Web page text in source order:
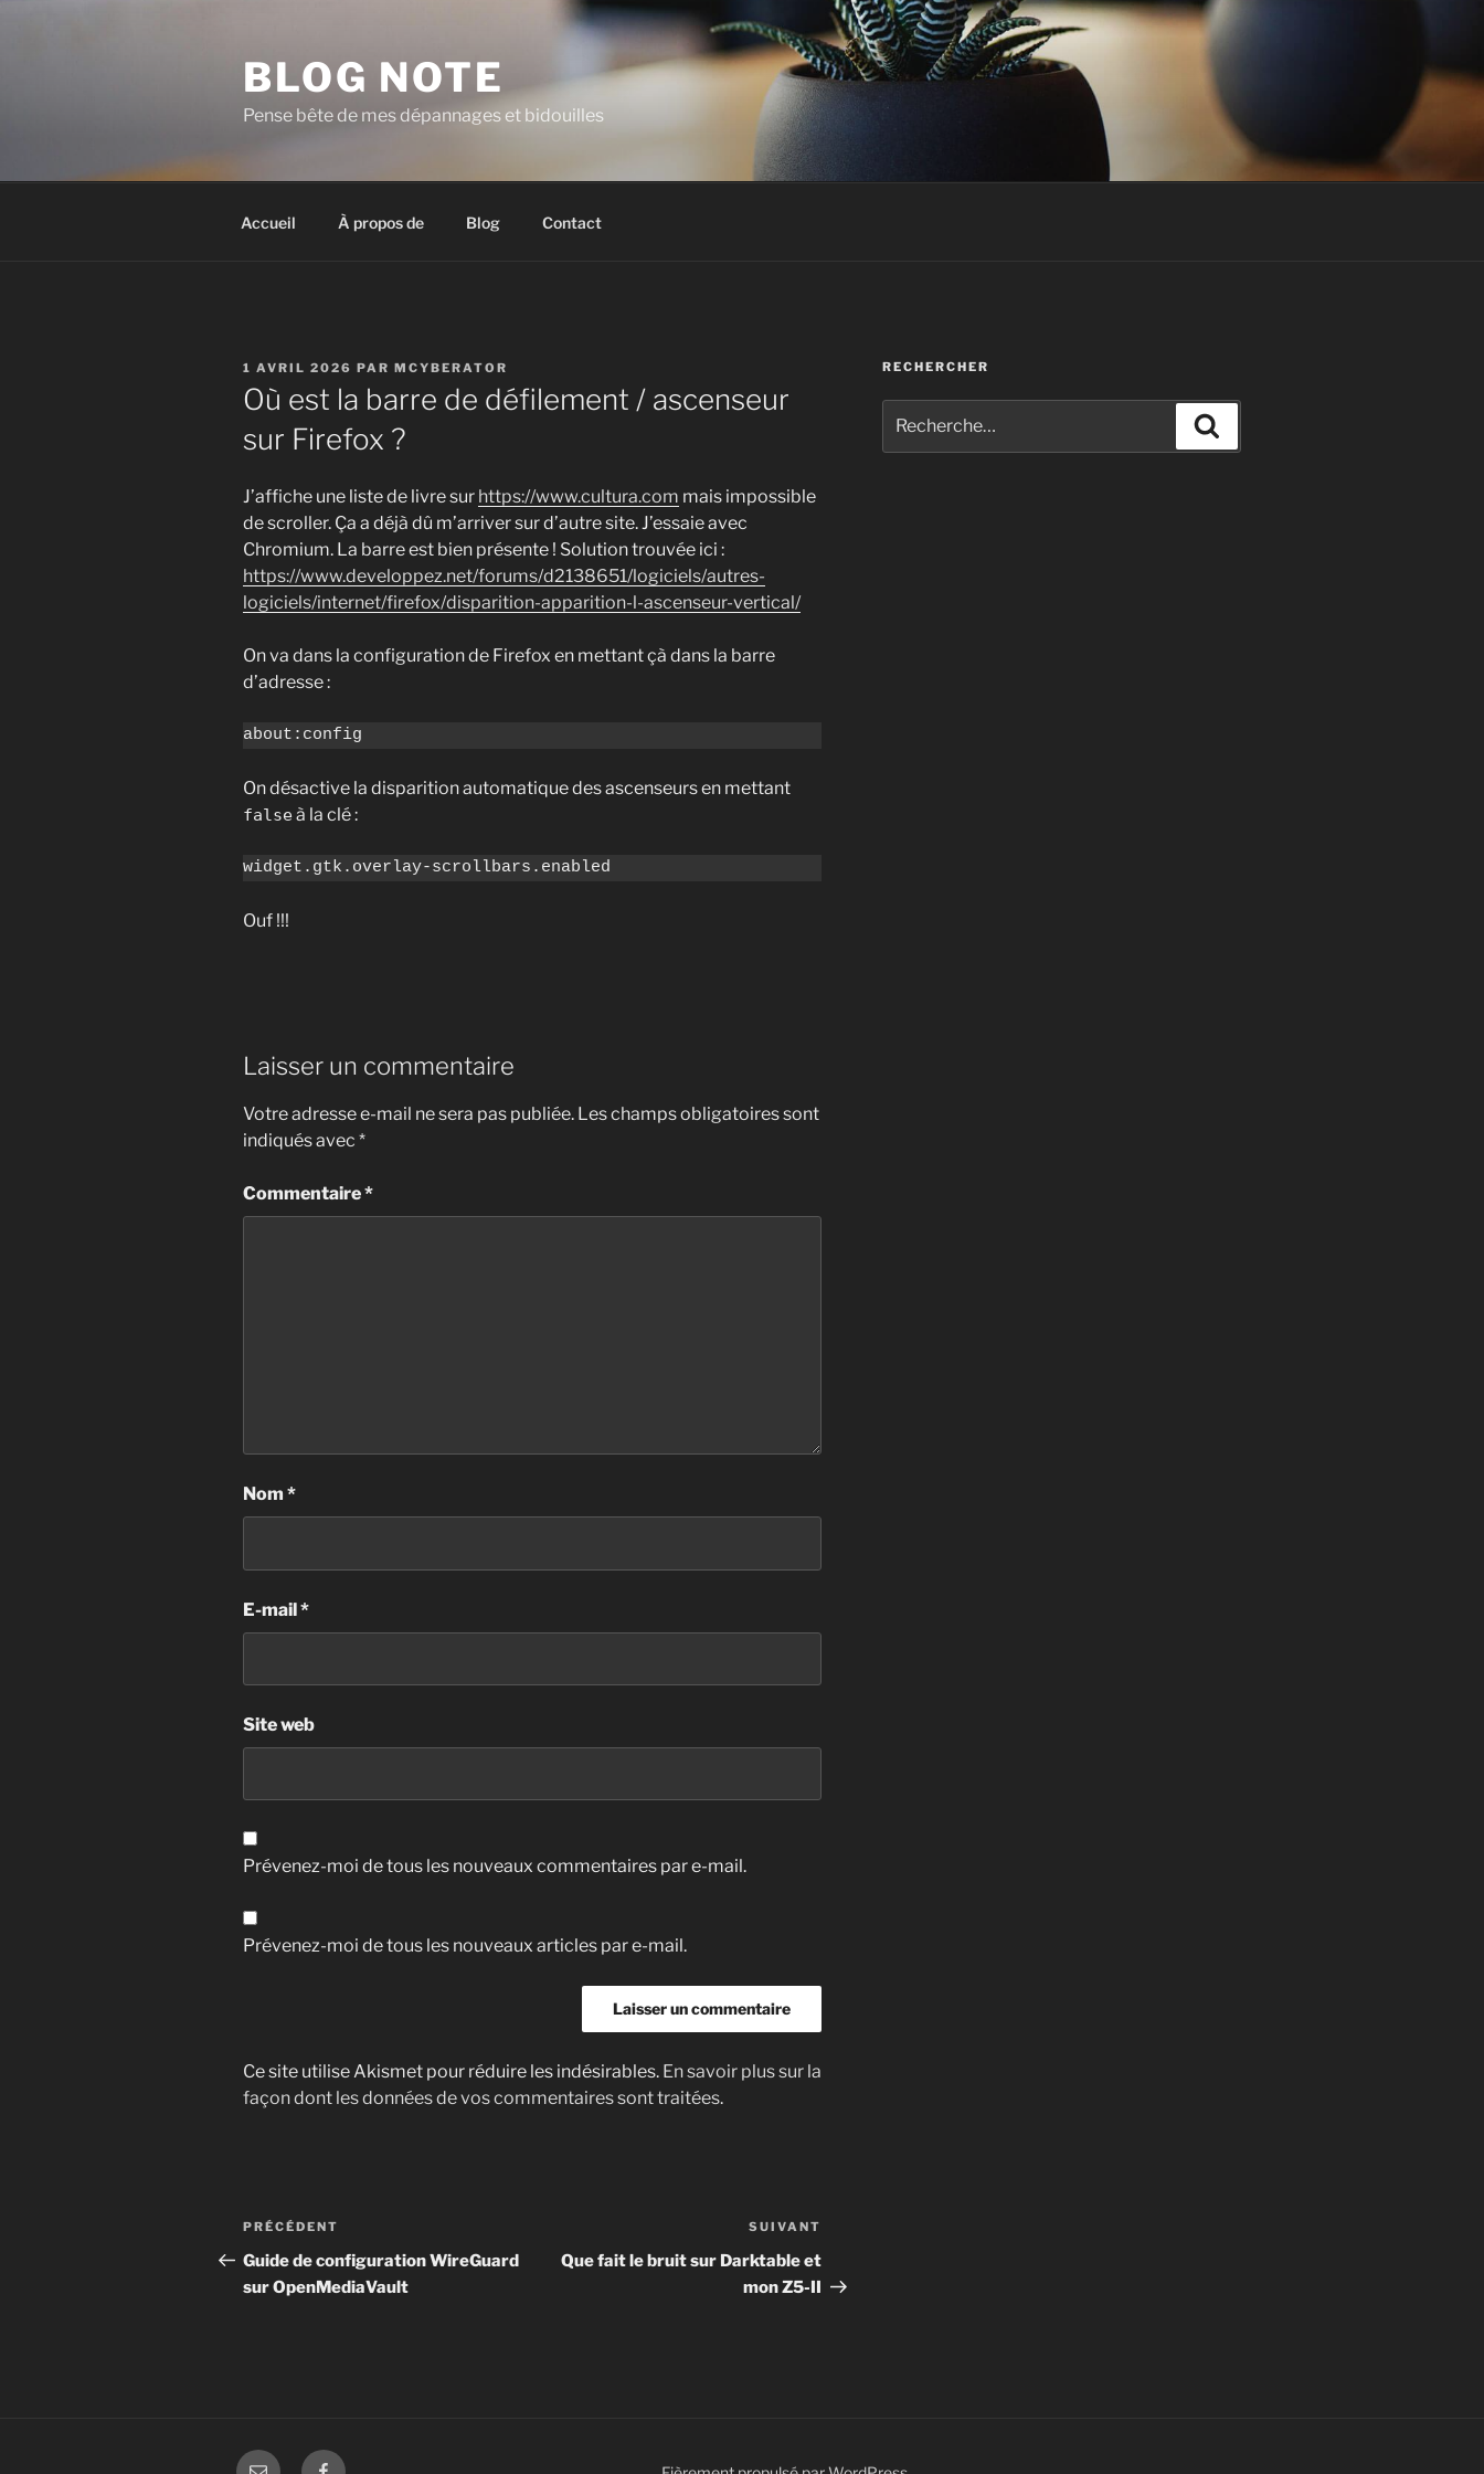
BLOG NOTE
Pense bête de mes dépannages et bidouilles
Accueil À propos de Blog Contact
PUBLIÉ
LE
1 AVRIL 2026 PAR MCYBERATOR
Où est la barre de défilement / ascenseur
sur Firefox ?
J’affiche une liste de livre sur https://www.cultura.com mais impossible
de scroller. Ça a déjà dû m’arriver sur d’autre site. J’essaie avec
Chromium. La barre est bien présente ! Solution trouvée ici :
https://www.developpez.net/forums/d2138651/logiciels/autres-
logiciels/internet/firefox/disparition-apparition-l-ascenseur-vertical/
On va dans la configuration de Firefox en mettant çà dans la barre
d’adresse :
On désactive la disparition automatique des ascenseurs en mettant
falseà la clé :
widget.gtk.overlay-scrollbars.enabled
Ouf !!!
Laisser un commentaire
Votre adresse e-mail ne sera pas publiée. Les champs obligatoires sont
indiqués avec *
Commentaire*
Nom *
E-mail*
Site web
Prévenez-moi de tous les nouveaux commentaires par e-mail.
Prévenez-moi de tous les nouveaux articles par e-mail.
Ce site utilise Akismet pour réduire les indésirables. En savoir plus sur la
façon dont les données de vos commentaires sont traitées.
Navigation
de
l’article
Article
précédent
PRÉCÉDENT
Guide de configuration WireGuard
sur OpenMediaVault
suivant
SUIVANT
Que fait le bruit sur Darktable et
mon Z5-II
RECHERCHER
pour
:
E- facebook